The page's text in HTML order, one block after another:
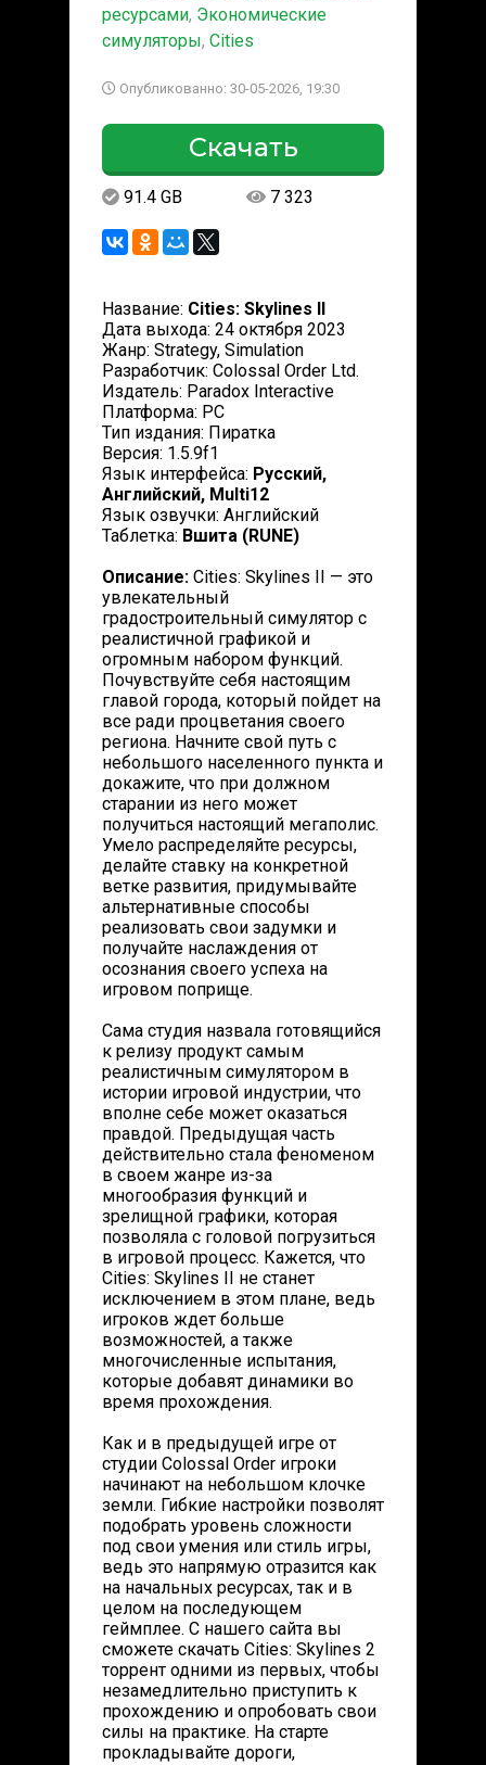
ресурсами, Экономические
симуляторы, Cities
Опубликованно: 30-05-2026, 19:30
Скачать
91.4 GB 7 323
Название: Cities: Skylines II
Дата выхода: 24 октября 2023
Жанр: Strategy, Simulation
Разработчик: Colossal Order Ltd.
Издатель: Paradox Interactive
Платформа: PC
Тип издания: Пиратка
Версия: 1.5.9f1
Язык интерфейса: Русский,
Английский, Multi12
Язык озвучки: Английский
Таблетка: Вшита (RUNE)
Описание: Cities: Skylines II — это
увлекательный
градостроительный симулятор с
реалистичной графикой и
огромным набором функций.
Почувствуйте себя настоящим
главой города, который пойдет на
все ради процветания своего
региона. Начните свой путь с
небольшого населенного пункта и
докажите, что при должном
старании из него может
получиться настоящий мегаполис.
Умело распределяйте ресурсы,
делайте ставку на конкретной
ветке развития, придумывайте
альтернативные способы
реализовать свои задумки и
получайте наслаждения от
осознания своего успеха на
игровом поприще.
Сама студия назвала готовящийся
к релизу продукт самым
реалистичным симулятором в
истории игровой индустрии, что
вполне себе может оказаться
правдой. Предыдущая часть
действительно стала феноменом
в своем жанре из-за
многообразия функций и
зрелищной графики, которая
позволяла с головой погрузиться
в игровой процесс. Кажется, что
Cities: Skylines II не станет
исключением в этом плане, ведь
игроков ждет больше
возможностей, а также
многочисленные испытания,
которые добавят динамики во
время прохождения.
Как и в предыдущей игре от
студии Colossal Order игроки
начинают на небольшом клочке
земли. Гибкие настройки позволят
подобрать уровень сложности
под свои умения или стиль игры,
ведь это напрямую отразится как
на начальных ресурсах, так и в
целом на последующем
геймплее. С нашего сайта вы
сможете скачать Cities: Skylines 2
торрент одними из первых, чтобы
незамедлительно приступить к
прохождению и опробовать свои
силы на практике. На старте
прокладывайте дороги,